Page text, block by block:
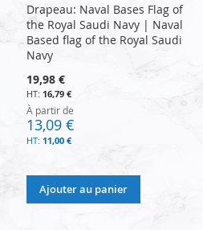
Drapeau: Naval Bases Flag of
the Royal Saudi Navy | Naval
Based flag of the Royal Saudi
Navy
19,98 €
16,79 €
À partir de
13,09 €
11,00 €
Ajouter au panier